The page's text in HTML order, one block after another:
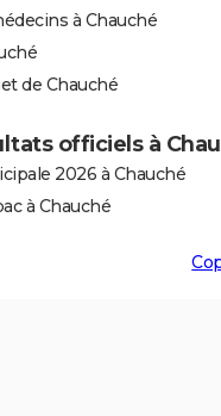
à Chauché
de Chauché
officiels à
2026 à Chauché
à Chauché